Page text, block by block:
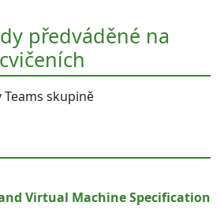
předváděné na
skupině
Virtual Machine Specification